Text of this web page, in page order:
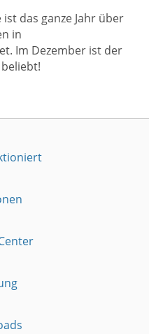
das ganze Jahr über
in
Im Dezember ist der